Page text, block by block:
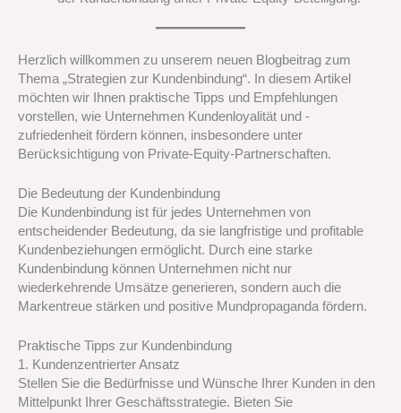
Herzlich willkommen zu unserem neuen Blogbeitrag zum
Thema „Strategien zur Kundenbindung“. In diesem Artikel
möchten wir Ihnen praktische Tipps und Empfehlungen
vorstellen, wie Unternehmen Kundenloyalität und -
zufriedenheit fördern können, insbesondere unter
Berücksichtigung von Private-Equity-Partnerschaften.
Die Bedeutung der Kundenbindung
Die Kundenbindung ist für jedes Unternehmen von
entscheidender Bedeutung, da sie langfristige und profitable
Kundenbeziehungen ermöglicht. Durch eine starke
Kundenbindung können Unternehmen nicht nur
wiederkehrende Umsätze generieren, sondern auch die
Markentreue stärken und positive Mundpropaganda fördern.
Praktische Tipps zur Kundenbindung
1. Kundenzentrierter Ansatz
Stellen Sie die Bedürfnisse und Wünsche Ihrer Kunden in den
Mittelpunkt Ihrer Geschäftsstrategie. Bieten Sie